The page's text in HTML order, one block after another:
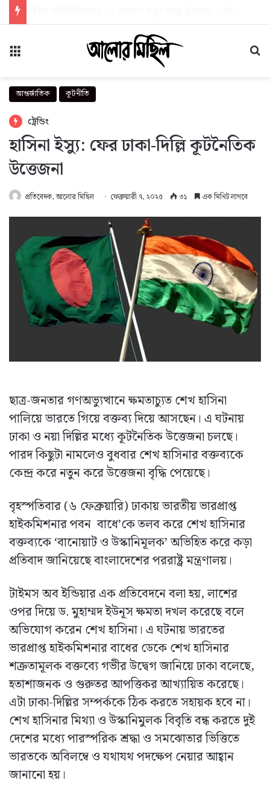
আন্তর্জাতিক কূটনীতি
ট্রেন্ডিং
হাসিনা ইস্যু: ফের ঢাকা-দিল্লি কূটনৈতিক
উত্তেজনা
প্রতিবেদক, আলোর মিছিল ফেব্রুয়ারী ৭, ২০২৫ ৩১ এক মিনিট লাগবে
ছাত্র-জনতার গণঅভ্যুত্থানে ক্ষমতাচ্যুত শেখ হাসিনা
পালিয়ে ভারতে গিয়ে বক্তব্য দিয়ে আসছেন। এ ঘটনায়
ঢাকা ও নয়া দিল্লির মধ্যে কূটনৈতিক উত্তেজনা চলছে।
পারদ কিছুটা নামলেও বুধবার শেখ হাসিনার বক্তব্যকে
কেন্দ্র করে নতুন করে উত্তেজনা বৃদ্ধি পেয়েছে।
বৃহস্পতিবার (৬ ফেব্রুয়ারি) ঢাকায় ভারতীয় ভারপ্রাপ্ত
হাইকমিশনার পবন বাধে’কে তলব করে শেখ হাসিনার
বক্তব্যকে ‘বানোয়াট ও উস্কানিমূলক’ অভিহিত করে কড়া
প্রতিবাদ জানিয়েছে বাংলাদেশের পররাষ্ট্র মন্ত্রণালয়।
টাইমস অব ইন্ডিয়ার এক প্রতিবেদনে বলা হয়, লাশের
ওপর দিয়ে ড. মুহাম্মদ ইউনূস ক্ষমতা দখল করেছে বলে
অভিযোগ করেন শেখ হাসিনা। এ ঘটনায় ভারতের
ভারপ্রাপ্ত হাইকমিশনার বাধের ডেকে শেখ হাসিনার
শত্রুতামূলক বক্তব্যে গভীর উদ্বেগ জানিয়ে ঢাকা বলেছে,
হতাশাজনক ও গুরুতর আপত্তিকর আখ্যায়িত করেছে।
এটা ঢাকা-দিল্লির সম্পর্ককে ঠিক করতে সহায়ক হবে না।
শেখ হাসিনার মিথ্যা ও উস্কানিমুলক বিবৃতি বন্ধ করতে দুই
দেশের মধ্যে পারস্পরিক শ্রদ্ধা ও সমঝোতার ভিত্তিতে
ভারতকে অবিলম্বে ও যথাযথ পদক্ষেপ নেয়ার আহ্বান
জানানো হয়।